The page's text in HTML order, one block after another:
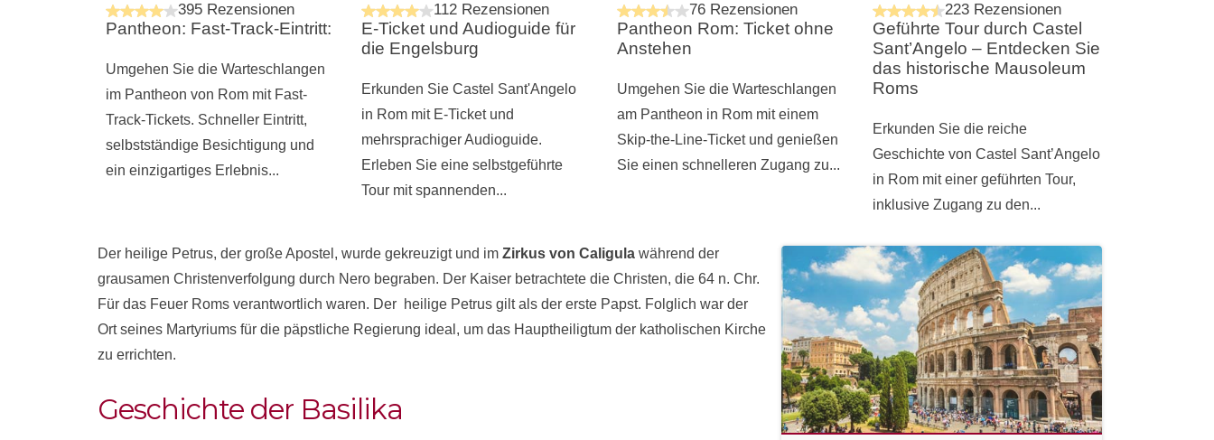
395 Rezensionen
Pantheon: Fast-Track-Eintritt:
Umgehen Sie die Warteschlangen
im Pantheon von Rom mit Fast-
Track-Tickets. Schneller Eintritt,
selbstständige Besichtigung und
ein einzigartiges Erlebnis...
112 Rezensionen
E-Ticket und Audioguide für
die Engelsburg
Erkunden Sie Castel Sant'Angelo
in Rom mit E-Ticket und
mehrsprachiger Audioguide.
Erleben Sie eine selbstgeführte
Tour mit spannenden...
76 Rezensionen
Pantheon Rom: Ticket ohne
Anstehen
Umgehen Sie die Warteschlangen
am Pantheon in Rom mit einem
Skip-the-Line-Ticket und genießen
Sie einen schnelleren Zugang zu...
223 Rezensionen
Geführte Tour durch Castel
Sant’Angelo – Entdecken Sie
das historische Mausoleum
Roms
Erkunden Sie die reiche
Geschichte von Castel Sant’Angelo
in Rom mit einer geführten Tour,
inklusive Zugang zu den...
Der heilige Petrus, der große Apostel, wurde gekreuzigt und im Zirkus von Caligula während der
grausamen Christenverfolgung durch Nero begraben. Der Kaiser betrachtete die Christen, die 64 n. Chr.
Für das Feuer Roms verantwortlich waren. Der heilige Petrus gilt als der erste Papst. Folglich war der
Ort seines Martyriums für die päpstliche Regierung ideal, um das Hauptheiligtum der katholischen Kirche
zu errichten.
Geschichte der Basilika